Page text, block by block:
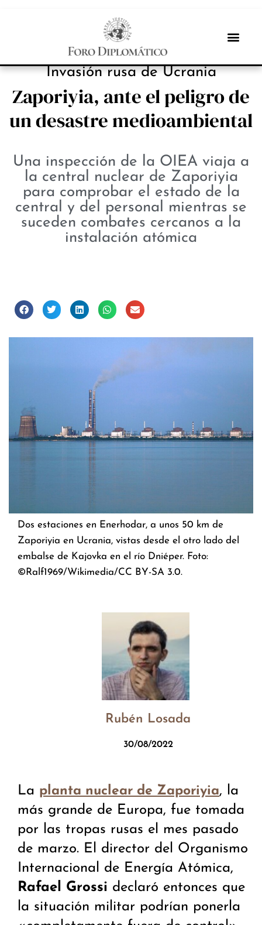
NOTICIAS
Invasión rusa de Ucrania
Zaporiyia, ante el peligro de
un desastre medioambiental
Una inspección de la OIEA viaja a
la central nuclear de Zaporiyia
para comprobar el estado de la
central y del personal mientras se
suceden combates cercanos a la
instalación atómica
Dos estaciones en Enerhodar, a unos 50 km de
Zaporiyia en Ucrania, vistas desde el otro lado del
embalse de Kajovka en el río Dniéper. Foto:
©Ralf1969/Wikimedia/CC BY-SA 3.0.
Rubén Losada
30/08/2022
La planta nuclear de Zaporiyia, la
más grande de Europa, fue tomada
por las tropas rusas el mes pasado
de marzo. El director del Organismo
Internacional de Energía Atómica,
Rafael Grossi declaró entonces que
la situación militar podrían ponerla